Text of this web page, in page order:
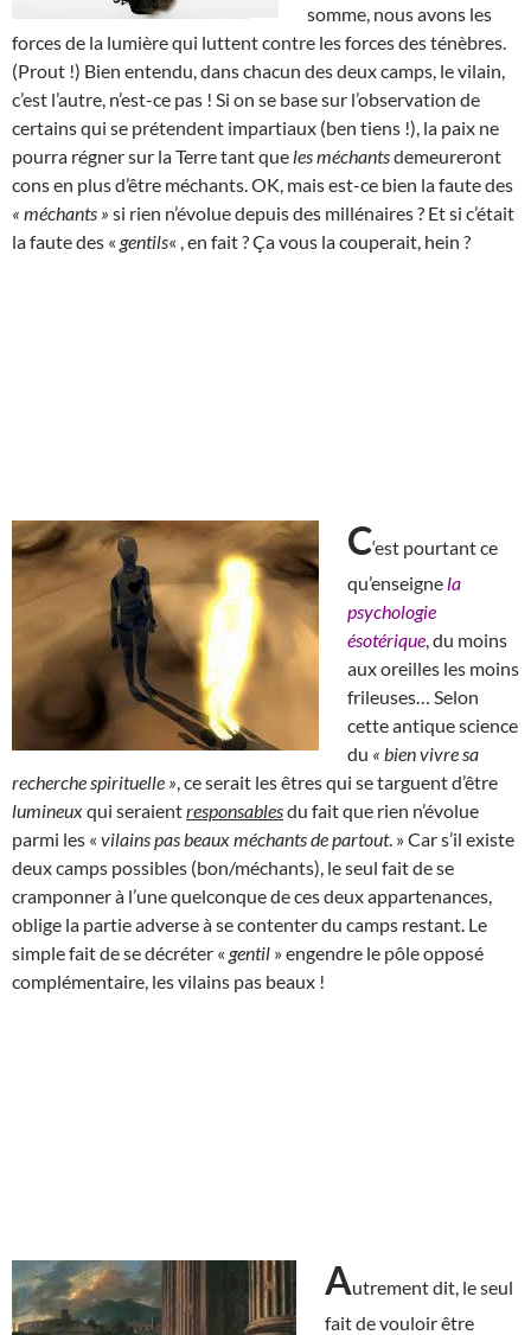
somme, nous avons les
forces de la lumière qui luttent contre les forces des ténèbres.
(Prout !) Bien entendu, dans chacun des deux camps, le vilain,
c’est l’autre, n’est-ce pas ! Si on se base sur l’observation de
certains qui se prétendent impartiaux (ben tiens !), la paix ne
pourra régner sur la Terre tant que les méchantsdemeureront
cons en plus d’être méchants. OK, mais est-ce bien la faute des
« méchants » si rien n’évolue depuis des millénaires ? Et si c’était
la faute des « gentils« , en fait ? Ça vous la couperait, hein ?
C‘est pourtant ce
qu’enseigne la
psychologie
ésotérique , du moins
aux oreilles les moins
frileuses… Selon
cette antique science
du « bien vivre sa
recherche spirituelle » , ce serait les êtres qui se targuent d’être
lumineuxqui seraientresponsablesdu fait que rien n’évolue
parmi les « vilains pas beaux méchants de partout. » Car s’il existe
deux camps possibles (bon/méchants), le seul fait de se
cramponner à l’une quelconque de ces deux appartenances,
oblige la partie adverse à se contenter du camps restant. Le
simple fait de se décréter « gentil » engendre le pôle opposé
complémentaire, les vilains pas beaux !
Autrement dit, le seul
fait de vouloir être